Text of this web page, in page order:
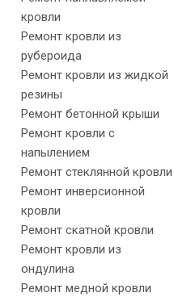
кровли
Ремонт кровли из
рубероида
Ремонт кровли из жидкой
резины
Ремонт бетонной крыши
Ремонт кровли с
напылением
Ремонт стеклянной кровли
Ремонт инверсионной
кровли
Ремонт скатной кровли
Ремонт кровли из
ондулина
Ремонт медной кровли